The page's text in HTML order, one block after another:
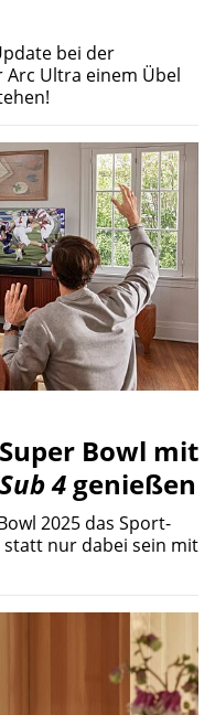
bei der
Ultra einem Übel
Bowl mit
Sub 4 genießen
2025 das Sport-
nur dabei sein mit